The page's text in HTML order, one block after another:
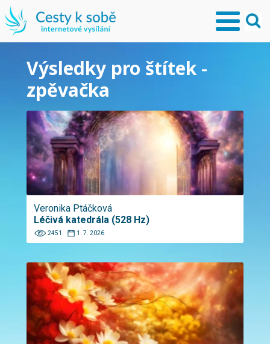
Výsledky pro štítek -
zpěvačka
Veronika Ptáčková
Léčivá katedrála (528 Hz)
2451 1. 7. 2026